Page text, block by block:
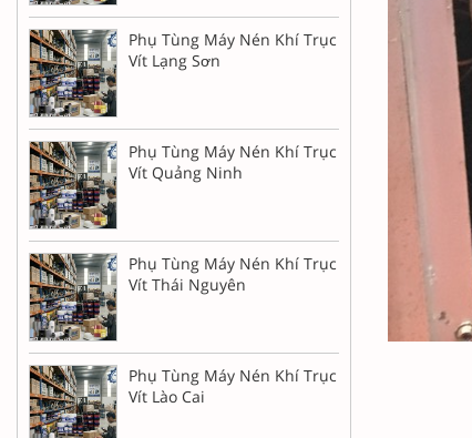
Phụ Tùng Máy Nén Khí Trục
Vít Lạng Sơn
Phụ Tùng Máy Nén Khí Trục
Vít Quảng Ninh
Phụ Tùng Máy Nén Khí Trục
Vít Thái Nguyên
Phụ Tùng Máy Nén Khí Trục
Vít Lào Cai